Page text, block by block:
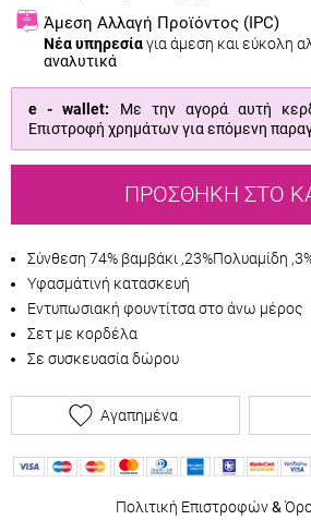
Άμεση Αλλαγή Προϊόντος (IPC)
Νέα υπηρεσίαγια άμεση και εύκολη
αναλυτικά
e - wallet: Με την αγορά αυτή
Επιστροφή χρημάτων για επόμενη
ΠΡΟΣΘΉΚΗ ΣΤΟ
Σύνθεση 74% βαμβάκι ,23%Πολυαμίδη
Υφασμάτινή κατασκευή
Εντυπωσιακή φουντίτσα στο άνω μέρος
Σετ με κορδέλα
Σε συσκευασία δώρου
Αγαπημένα
Πολιτική Επιστροφών&